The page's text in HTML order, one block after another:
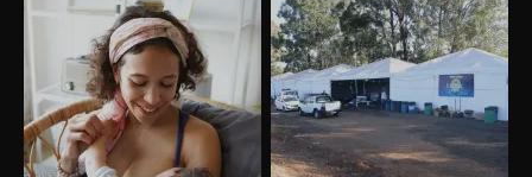
Uberlândia recebe o projeto “Experiência Rio”
no dia 17 de junho